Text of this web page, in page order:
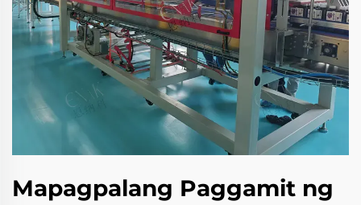
Mapagpalang Paggamit ng